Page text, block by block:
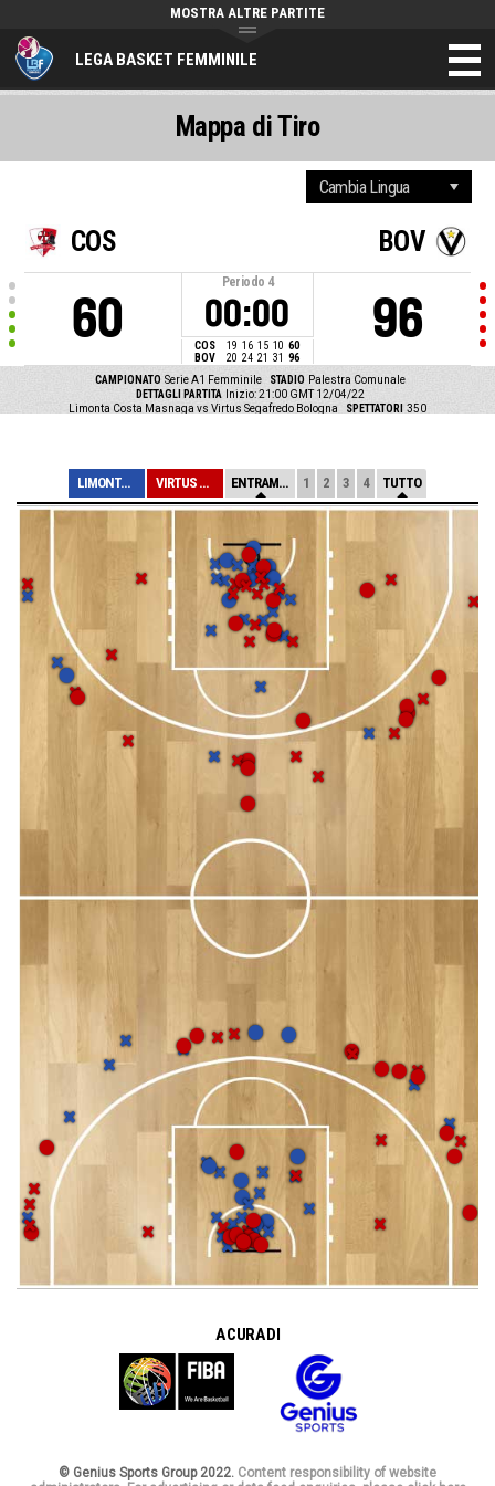
LEGA BASKET FEMMINILE
MOSTRA ALTRE PARTITE
COS
60
Periodo 4
00:00
COS 19 16 15 10 60
BOV
20 24 21 31 96
BOV
96
CAMPIONATO Serie A1 Femminile STADIO Palestra Comunale
DETTAGLI PARTITA
Inizio: 21:00 GMT 12/04/22
Limonta Costa Masnaga vs Virtus Segafredo Bologna
SPETTATORI 350
Mappa di Tiro
LIMONTA COSTA M... VIRTUS SEGAFRED... ENTRAMBE 1 2 3 4 TUTTO
A CURA DI
© Genius Sports Group 2022. Content responsibility of website